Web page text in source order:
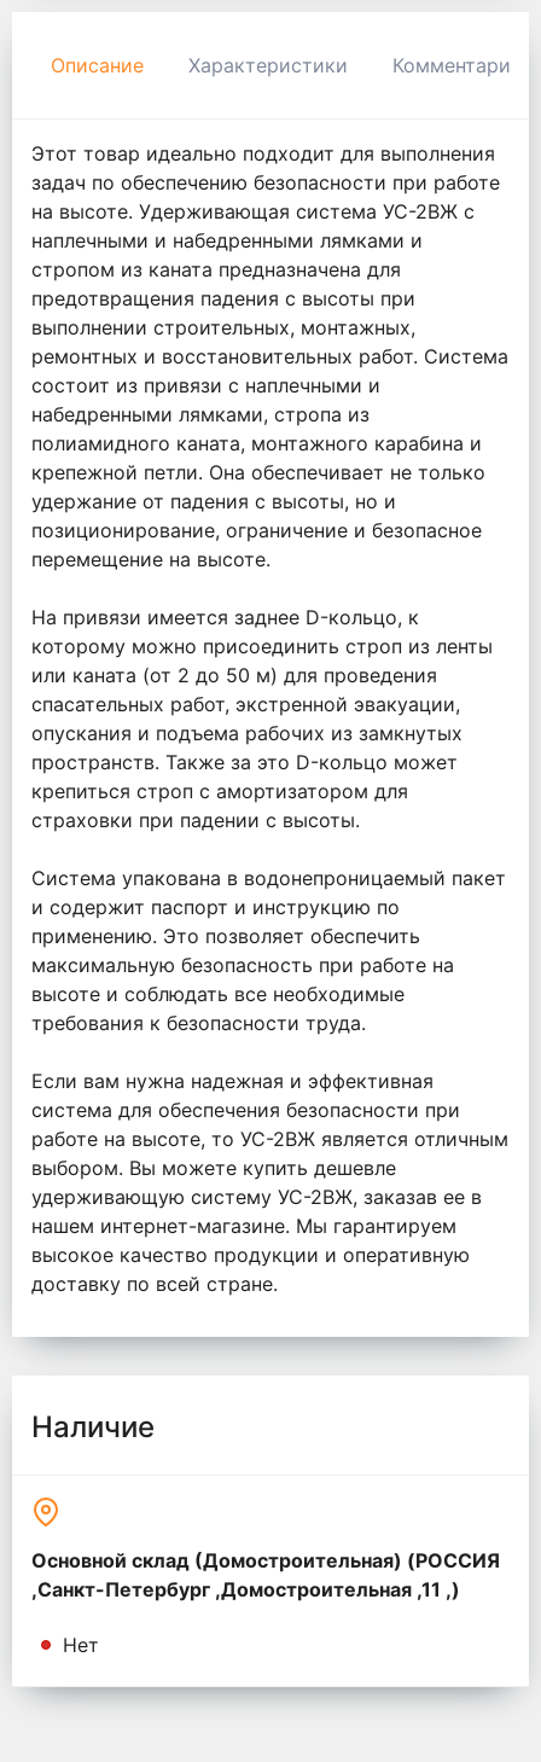
Описание Характеристики Комментарии
Этот товар идеально подходит для выполнения
задач по обеспечению безопасности при работе
на высоте. Удерживающая система УС-2ВЖ с
наплечными и набедренными лямками и
стропом из каната предназначена для
предотвращения падения с высоты при
выполнении строительных, монтажных,
ремонтных и восстановительных работ. Система
состоит из привязи с наплечными и
набедренными лямками, стропа из
полиамидного каната, монтажного карабина и
крепежной петли. Она обеспечивает не только
удержание от падения с высоты, но и
позиционирование, ограничение и безопасное
перемещение на высоте.
На привязи имеется заднее D-кольцо, к
которому можно присоединить строп из ленты
или каната (от 2 до 50 м) для проведения
спасательных работ, экстренной эвакуации,
опускания и подъема рабочих из замкнутых
пространств. Также за это D-кольцо может
крепиться строп с амортизатором для
страховки при падении с высоты.
Система упакована в водонепроницаемый пакет
и содержит паспорт и инструкцию по
применению. Это позволяет обеспечить
максимальную безопасность при работе на
высоте и соблюдать все необходимые
требования к безопасности труда.
Если вам нужна надежная и эффективная
система для обеспечения безопасности при
работе на высоте, то УС-2ВЖ является отличным
выбором. Вы можете купить дешевле
удерживающую систему УС-2ВЖ, заказав ее в
нашем интернет-магазине. Мы гарантируем
высокое качество продукции и оперативную
доставку по всей стране.
Наличие
Основной склад (Домостроительная) (РОССИЯ
,Санкт-Петербург ,Домостроительная ,11 ,)
Нет